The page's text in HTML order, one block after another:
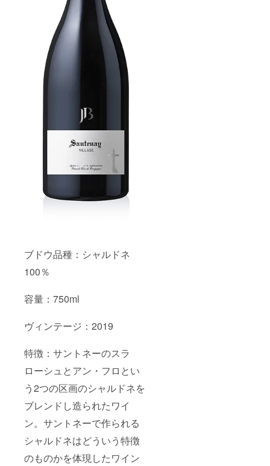
ブドウ品種：シャルドネ
100％
容量：750ml
ヴィンテージ：2019
特徴：サントネーのスラ
ローシュとアン・フロとい
う2つの区画のシャルドネを
ブレンドし造られたワイ
ン。サントネーで作られる
シャルドネはどういう特徴
のものかを体現したワイン